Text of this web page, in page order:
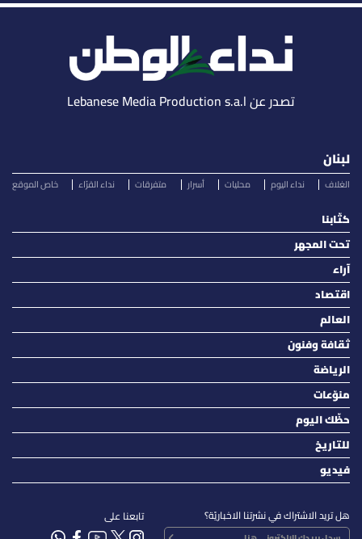
تصدر عن Lebanese Media Production s.a.l
لبنان
الغلاف نداء اليوم محليات أسرار متفرقات نداء القرّاء خاص الموقع
كتّابنا
تحت المجهر
آراء
اقتصاد
العالم
ثقافة وفنون
الرياضة
منوّعات
حظّك اليوم
للتاريخ
فيديو
هل تريد الاشتراك في نشرتنا الاخباريّة؟ تابعنا على